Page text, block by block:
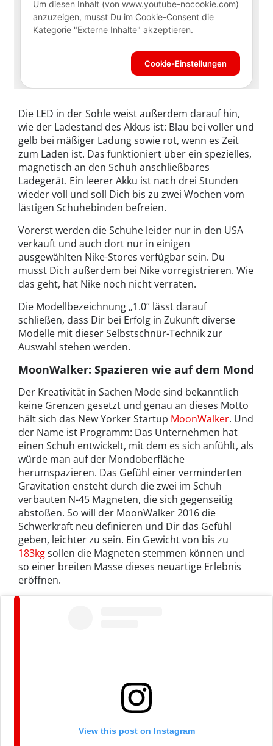
Die LED in der Sohle weist außerdem darauf hin,
wie der Ladestand des Akkus ist: Blau bei voller und
gelb bei mäßiger Ladung sowie rot, wenn es Zeit
zum Laden ist. Das funktioniert über ein spezielles,
magnetisch an den Schuh anschließbares
Ladegerät. Ein leerer Akku ist nach drei Stunden
wieder voll und soll Dich bis zu zwei Wochen vom
lästigen Schuhebinden befreien.
Vorerst werden die Schuhe leider nur in den USA
verkauft und auch dort nur in einigen
ausgewählten Nike-Stores verfügbar sein. Du
musst Dich außerdem bei Nike vorregistrieren. Wie
das geht, hat Nike noch nicht verraten.
Die Modellbezeichnung „1.0“ lässt darauf
schließen, dass Dir bei Erfolg in Zukunft diverse
Modelle mit dieser Selbstschnür-Technik zur
Auswahl stehen werden.
MoonWalker: Spazieren wie auf dem Mond
Der Kreativität in Sachen Mode sind bekanntlich
keine Grenzen gesetzt und genau an dieses Motto
hält sich das New Yorker Startup MoonWalker. Und
der Name ist Programm: Das Unternehmen hat
einen Schuh entwickelt, mit dem es sich anfühlt, als
würde man auf der Mondoberfläche
herumspazieren. Das Gefühl einer verminderten
Gravitation ensteht durch die zwei im Schuh
verbauten N-45 Magneten, die sich gegenseitig
abstoßen. So will der MoonWalker 2016 die
Schwerkraft neu definieren und Dir das Gefühl
geben, leichter zu sein. Ein Gewicht von bis zu
183kgsollen die Magneten stemmen können und
so einer breiten Masse dieses neuartige Erlebnis
eröffnen.
View this post on Instagram